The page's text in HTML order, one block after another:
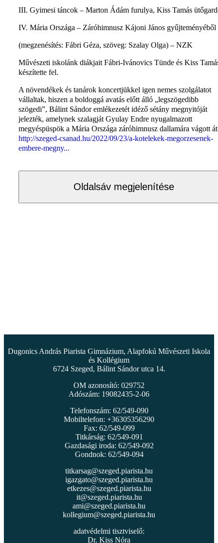
III. Gyimesi táncok – Marton Ádám furulya, Kiss Tamás
IV. Mária Országa – Záróhimnusz Kájoni János gyűjteményéből
(megzenésítés: Fábri Géza, szöveg: Szalay Olga) – NZK
Művészeti iskolánk diákjait Fábri-Ivánovics Tünde és Kiss
készítette fel.
A növendékek és tanárok koncertjükkel igen nemes szolgálatot
vállaltak, hiszen a boldoggá avatás előtt álló „legszögedibb
szögedi”, Bálint Sándor emlékezetét idéző sétány megnyitóját
jelezték, amelynek szalagját Gyulay Endre nyugalmazott
megyéspüspök a Mária Országa záróhimnusz dallamára vágott
http://szeged-csanad.hu/2022/09/23/a-kotelekek-megorzesenek-
embere-megny...
Oldalsáv megjelenítése
Dugonics András Piarista Gimnázium, Alapfokú Művészeti Iskola
és Kollégium
6724 Szeged, Bálint Sándor utca 14.
OM azonosító: 029752
Adószám: 19082435-2-06
Telefonszám: 62/549-090
Mobiltelefon: +36305356290
Fax: 62/549-099
Titkárság: 62/549-091
Gazdasági iroda: 62/549-092
Gondnok: 62/549-094
titkarsag@szeged.piarista.hu
igazgato@szeged.piarista.hu
etkezes@szeged.piarista.hu
it@szeged.piarista.hu
ami@szeged.piarista.hu
kollegium@szeged.piarista.hu
adatvédelmi tisztviselő:
Dr. Kiss Nóra